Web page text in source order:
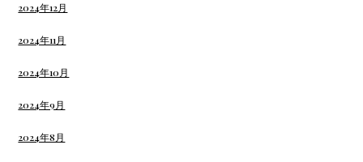
2024年12月
2024年11月
2024年10月
2024年9月
2024年8月